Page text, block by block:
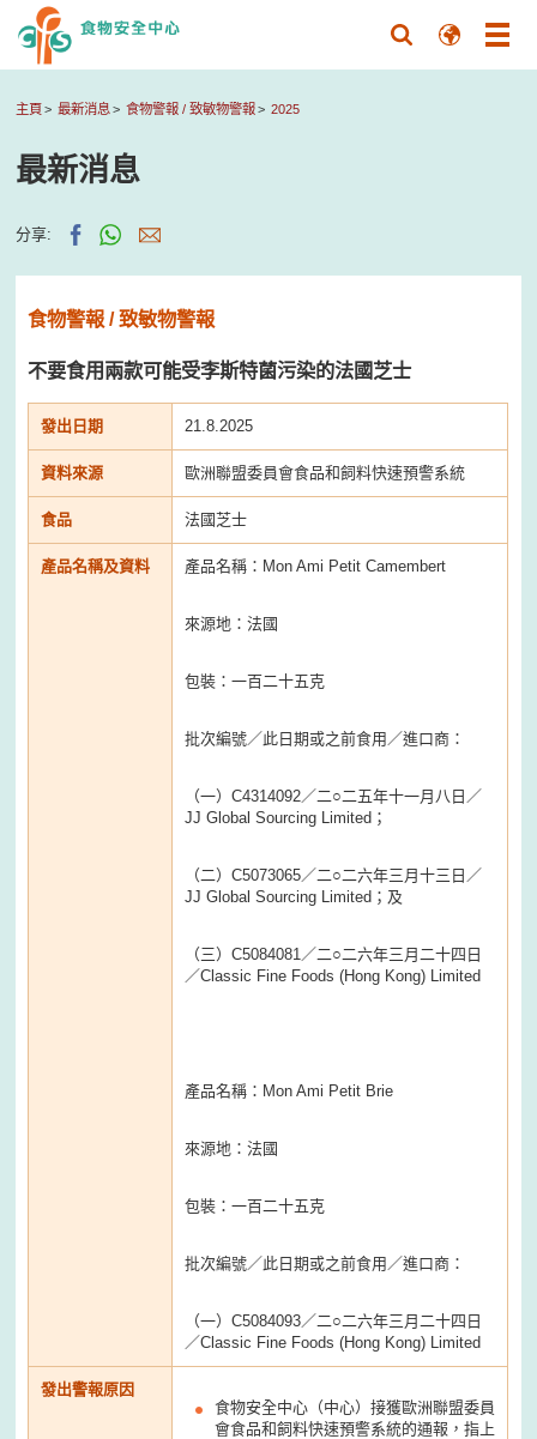
主頁 最新消息 食物警報 / 致敏物警報 2025
最新消息
分享:
食物警報 / 致敏物警報
不要食用兩款可能受李斯特菌污染的法國芝士
發出日期 21.8.2025
資料來源 歐洲聯盟委員會食品和飼料快速預警系統
食品 法國芝士
產品名稱及資料 產品名稱：Mon Ami Petit Camembert
來源地：法國
包裝：一百二十五克
批次編號／此日期或之前食用／進口商：
（一）C4314092／二○二五年十一月八日／
JJ Global Sourcing Limited；
（二）C5073065／二○二六年三月十三日／
JJ Global Sourcing Limited；及
（三）C5084081／二○二六年三月二十四日
／Classic Fine Foods (Hong Kong) Limited
產品名稱：Mon Ami Petit Brie
來源地：法國
包裝：一百二十五克
批次編號／此日期或之前食用／進口商：
（一）C5084093／二○二六年三月二十四日
／Classic Fine Foods (Hong Kong) Limited
發出警報原因
食物安全中心（中心）接獲歐洲聯盟委員
會食品和飼料快速預警系統的通報，指上